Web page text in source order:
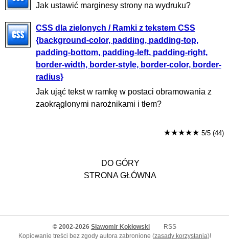
Jak ustawić marginesy strony na wydruku?
CSS dla zielonych / Ramki z tekstem CSS
{background-color, padding, padding-top,
padding-bottom, padding-left, padding-right,
border-width, border-style, border-color, border-
radius}
Jak ująć tekst w ramkę w postaci obramowania z
zaokrąglonymi narożnikami i tłem?
★★★★★ 5/5 (44)
DO GÓRY
STRONA GŁÓWNA
© 2002-2026 Sławomir Kokłowski
RSS
Kopiowanie treści bez zgody autora zabronione (zasady korzystania)!